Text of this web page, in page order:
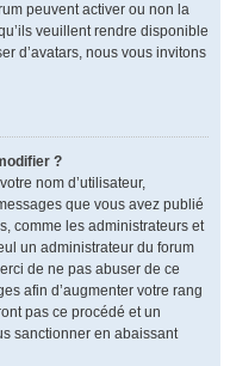
peuvent activer ou non la
veuillent rendre disponible
d’avatars, nous vous invitons
?
nom d’utilisateur,
que vous avez publié
comme les administrateurs et
un administrateur du forum
de ne pas abuser de ce
afin d’augmenter votre rang
pas ce procédé et un
sanctionner en abaissant